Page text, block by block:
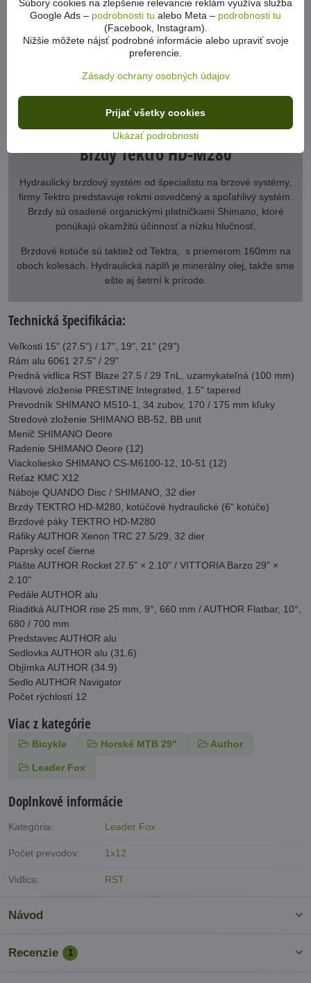
Brzdy Tektro HD-M280
Hydraulický brzdový systém od špecialistu na brzové systémy,
firmy Tektro predstavuje rokmi osvedčený a spoľahlivý systém.
Brzdy sú osadené organickými platničkami Shimano, ktoré
ponúkajú okamžitú účinnosť a nízku hlučnosť.
Brzdové kotúče sú taktiež od Tektra, s priemerom 160mm na
oboch kolesách. Hydraulická náplň je minerálny olej, takže sme
ešte aj šetrní k prírode.
Technická špecifikácia:
Veľkosti 15" (27.5") / 17", 19", 21" (29")
Rám alu 6061 27.5" / 29"
Predná vidlica RST Blaze 27.5 / 29 TnL, uzamykateľná (100 mm)
Hlavové zloženie PRESTINE Integrated, 1.5" tapered
Prevodník SHIMANO M510-1, 34 zubov, 170 / 175 mm kľuky
Stredové zloženie SHIMANO BB-52, BB unit
Menič SHIMANO Deore
Radenie SHIMANO Deore (12)
Viackoliesko SHIMANO CS-M6100-12, 10-51 (12)
Reťaz KMC X12
Náboje QUANDO Disc / SHIMANO, 32 dier
Brzdy TEKTRO HD-M280, kotúčové hydraulické (6" kotúče)
Brzdové páky TEKTRO HD-M280
Ráfiky AUTHOR Xenon TRC 27.5/29, 32 dier
Paprsky oceľ čierne
Plášte AUTHOR Rocket 27.5" × 2.10" / VITTORIA Barzo 29" ×
2.10"
Pedále AUTHOR alu
Riaditká AUTHOR rise 25 mm, 9°, 660 mm / AUTHOR Flatbar, 10°,
680 / 700 mm
Predstavec AUTHOR alu
Sedlovka AUTHOR alu (31.6)
Objímka AUTHOR (34.9)
Sedlo AUTHOR Navigator
Počet rýchlostí 12
Viac z kategórie
Bicykle Horské MTB 29" Author
Leader Fox
Doplnkové informácie
Kategória: Leader Fox
Počet prevodov: 1x12
Vidlica: RST
Návod
Recenzie 1
Súbory cookies na zlepšenie relevancie reklám využíva služba
Google Ads – podrobnosti tu alebo Meta – podrobnosti tu
(Facebook, Instagram).
Nižšie môžete nájsť podrobné informácie alebo upraviť svoje
preferencie.
Zásady ochrany osobných údajov
Ukázať podrobnosti
Prijať všetky cookies